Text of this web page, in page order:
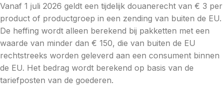
Vanaf 1 juli 2026 geldt een tijdelijk douanerecht van € 3 per
product of productgroep in een zending van buiten de EU.
De heffing wordt alleen berekend bij pakketten met een
waarde van minder dan € 150, die van buiten de EU
rechtstreeks worden geleverd aan een consument binnen
de EU. Het bedrag wordt berekend op basis van de
tariefposten van de goederen.